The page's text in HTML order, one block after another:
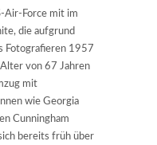
Air-Force mit im
die aufgrund
Fotografieren 1957
von 67 Jahren
mit
wie Georgia
Cunningham
bereits früh über